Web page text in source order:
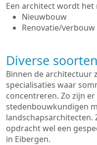
Een architect wordt het
Nieuwbouw
Renovatie/verbouw
Diverse
Binnen de architectuur
specialisaties waar
concentreren. Zo zijn
stedenbouwkundigen
landschapsarchitecten.
opdracht wel een
in Eibergen.